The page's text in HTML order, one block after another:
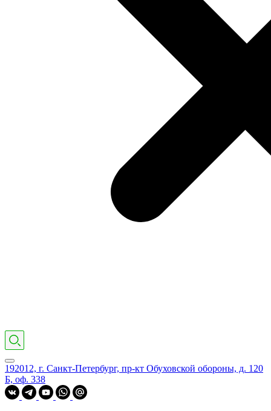
192012, г. Санкт-Петербург, пр-кт Обуховской обороны, д. 120
Б, оф. 338